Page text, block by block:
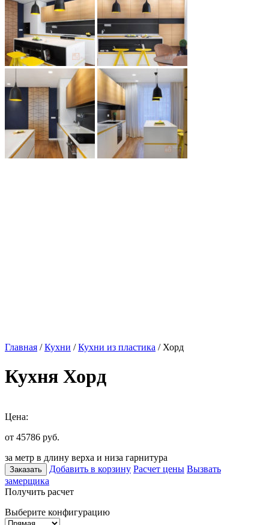
Главная /Кухни /Кухни из пластика / Хорд
Кухня Хорд
Цена:
от 45786 руб.
за метр в длину верха и низа гарнитура
Заказать Добавить в корзину Расчет цены Вызвать
замерщика
Получить расчет
Выберите конфигурацию